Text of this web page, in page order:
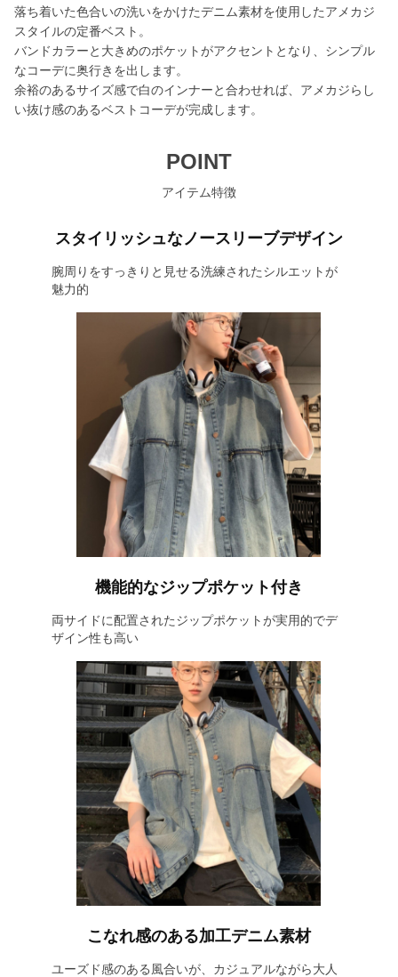
落ち着いた色合いの洗いをかけたデニム素材を使用したアメカジ
スタイルの定番ベスト。
バンドカラーと大きめのポケットがアクセントとなり、シンプル
なコーデに奥行きを出します。
余裕のあるサイズ感で白のインナーと合わせれば、アメカジらし
い抜け感のあるベストコーデが完成します。
POINT
アイテム特徴
スタイリッシュなノースリーブデザイン
腕周りをすっきりと見せる洗練されたシルエットが
魅力的
機能的なジップポケット付き
両サイドに配置されたジップポケットが実用的でデ
ザイン性も高い
こなれ感のある加工デニム素材
ユーズド感のある風合いが、カジュアルながら大人